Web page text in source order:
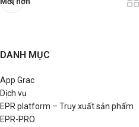
DANH MỤC
App Grac
Dịch vụ
EPR platform – Truy xuất sản phẩm
EPR-PRO